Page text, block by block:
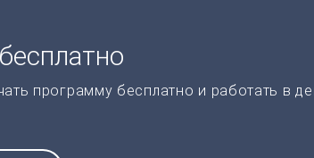
программу бесплатно и работать в